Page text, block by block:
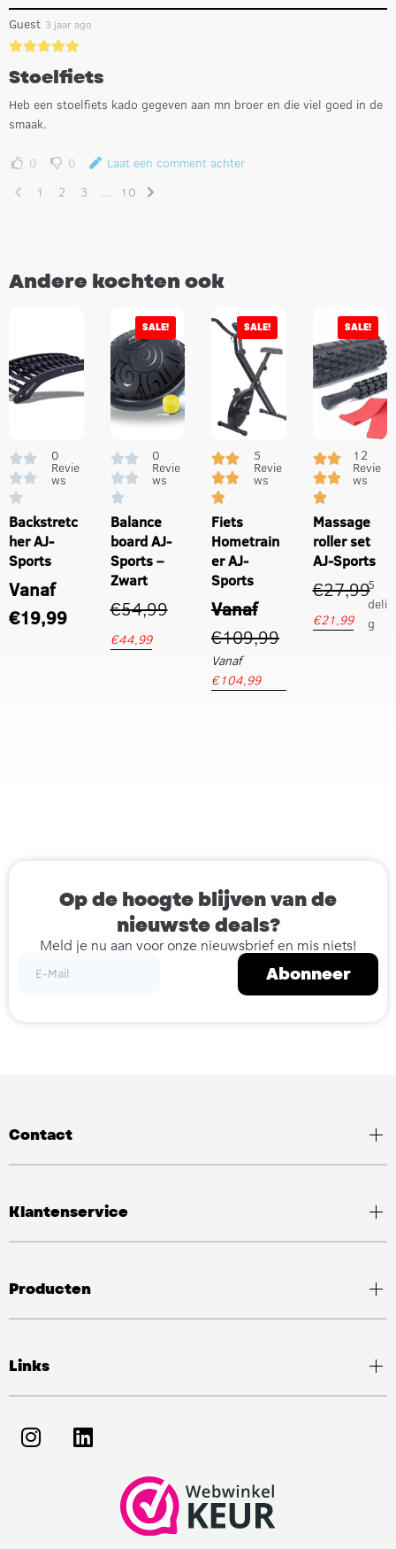
Guest 3 jaar ago
Stoelfiets
Heb een stoelfiets kado gegeven aan mn broer en die viel goed in de
smaak.
0 0
Laat een comment achter
1
2 3 ... 10
Andere kochten ook
0
Revie
ws
Backstretc
her AJ-
Sports
Vanaf
€19,99
SALE!
0
Revie
ws
Balance
board AJ-
Sports –
Zwart
€54,99
€44,99
SALE!
5
Revie
ws
Fiets
Hometrain
er AJ-
Sports
Vanaf
€109,99
Vanaf
€104,99
SALE!
12
Revie
ws
Massage
roller set
AJ-Sports
€27,99
€21,99
5
deli
g
Op de hoogte blijven van de
nieuwste deals?
Meld je nu aan voor onze nieuwsbrief en mis niets!
Abonneer
Contact
Klantenservice
Producten
Links